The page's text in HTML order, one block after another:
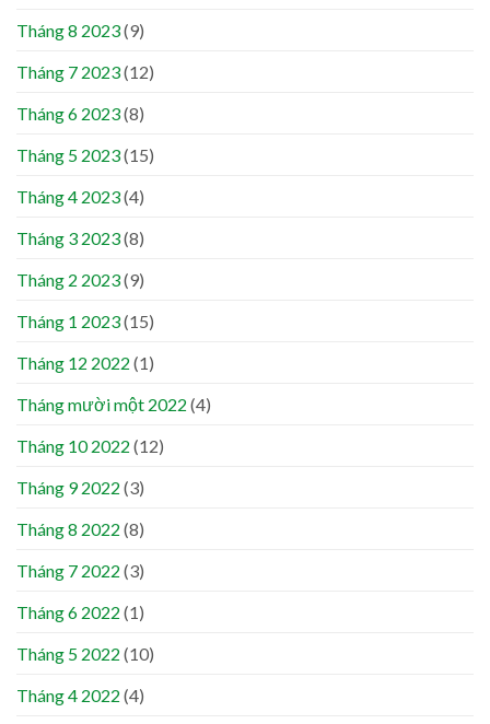
Tháng 8 2023(9)
Tháng 7 2023(12)
Tháng 6 2023(8)
Tháng 5 2023(15)
Tháng 4 2023(4)
Tháng 3 2023(8)
Tháng 2 2023(9)
Tháng 1 2023(15)
Tháng 12 2022 (1)
Tháng mười một 2022 (4)
Tháng 10 2022 (12)
Tháng 9 2022 (3)
Tháng 8 2022 (8)
Tháng 7 2022 (3)
Tháng 6 2022 (1)
Tháng 5 2022 (10)
Tháng 4 2022 (4)